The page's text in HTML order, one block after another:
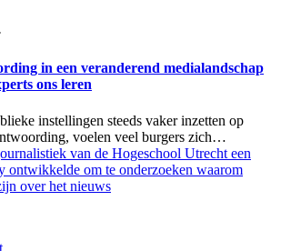
in een veranderend medialandschap
ons leren
instellingen steeds vaker inzetten op
voelen veel burgers zich…